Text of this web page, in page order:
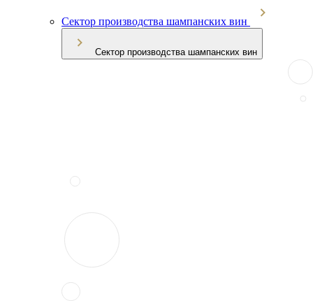
Сектор производства шампанских вин
Сектор производства шампанских вин